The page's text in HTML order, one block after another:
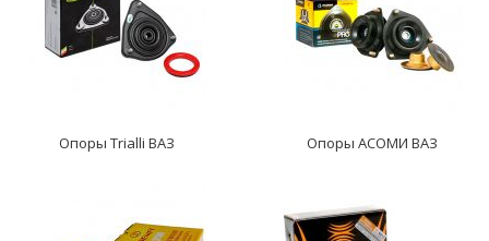
Опоры Trialli ВАЗ Опоры АСОМИ ВАЗ